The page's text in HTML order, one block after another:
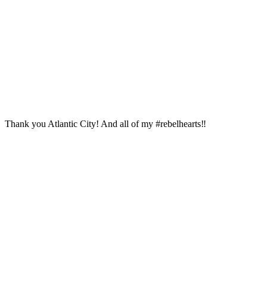
Thank you Atlantic City! And all of my #rebelhearts‼